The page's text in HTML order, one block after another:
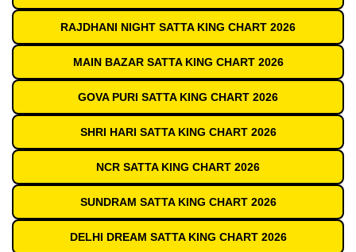
RAJDHANI NIGHT SATTA KING CHART 2026
MAIN BAZAR SATTA KING CHART 2026
GOVA PURI SATTA KING CHART 2026
SHRI HARI SATTA KING CHART 2026
NCR SATTA KING CHART 2026
SUNDRAM SATTA KING CHART 2026
DELHI DREAM SATTA KING CHART 2026